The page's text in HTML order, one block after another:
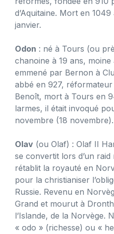
d’Aquitaine. Mort en
janvier.
Odon : né à Tours (ou
chanoine à 19 ans,
emmené par Bernon à
abbé en 927, réformateur
Benoît, mort à Tours en
larmes, il était invoqué
novembre (18 novembre).
Olav (ou Olaf) : Olaf II
se convertit lors d’un
rétablit la royauté en
pour la christianiser
Russie. Revenu en
Grand et mourut à
l’Islande, de la Norvège.
« odo » (richesse) ou «